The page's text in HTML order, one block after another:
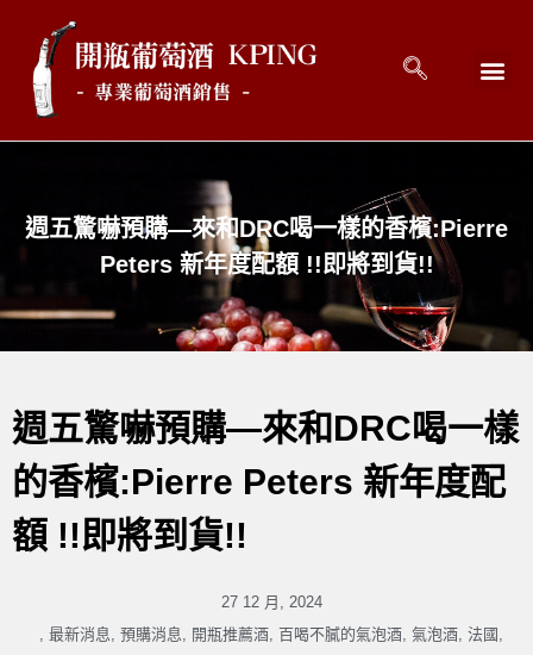
週五驚嚇預購—來和DRC喝一樣的香檳:Pierre
Peters 新年度配額 !!即將到貨!!
週五驚嚇預購—來和DRC喝一樣
的香檳:Pierre Peters 新年度配
額 !!即將到貨!!
27 12 月, 2024
最新消息 預購消息 開瓶推薦酒 百喝不膩的氣泡酒 氣泡酒 法國